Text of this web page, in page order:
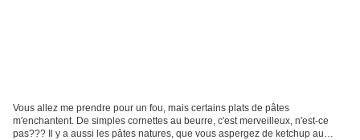
Vous allez me prendre pour un fou, mais certains plats de pâtes
m'enchantent. De simples cornettes au beurre, c'est merveilleux, n'est-ce
pas??? Il y a aussi les pâtes natures, que vous aspergez de ketchup au